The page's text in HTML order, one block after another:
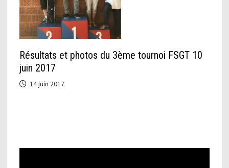
Résultats et photos du 3ème tournoi FSGT 10
juin 2017
14 juin 2017